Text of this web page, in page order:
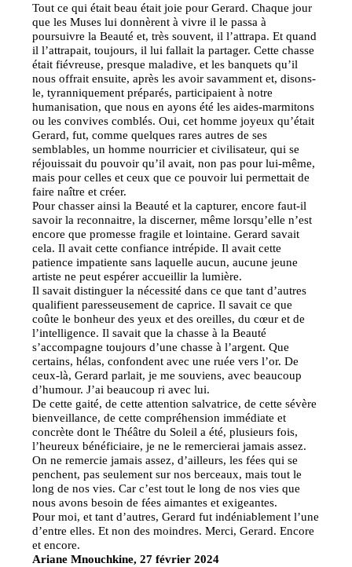
Tout ce qui était beau était joie pour Gerard. Chaque jour
que les Muses lui donnèrent à vivre il le passa à
poursuivre la Beauté et, très souvent, il l’attrapa. Et quand
il l’attrapait, toujours, il lui fallait la partager. Cette chasse
était fiévreuse, presque maladive, et les banquets qu’il
nous offrait ensuite, après les avoir savamment et, disons-
le, tyranniquement préparés, participaient à notre
humanisation, que nous en ayons été les aides-marmitons
ou les convives comblés. Oui, cet homme joyeux qu’était
Gerard, fut, comme quelques rares autres de ses
semblables, un homme nourricier et civilisateur, qui se
réjouissait du pouvoir qu’il avait, non pas pour lui-même,
mais pour celles et ceux que ce pouvoir lui permettait de
faire naître et créer.
Pour chasser ainsi la Beauté et la capturer, encore faut-il
savoir la reconnaitre, la discerner, même lorsqu’elle n’est
encore que promesse fragile et lointaine. Gerard savait
cela. Il avait cette confiance intrépide. Il avait cette
patience impatiente sans laquelle aucun, aucune jeune
artiste ne peut espérer accueillir la lumière.
Il savait distinguer la nécessité dans ce que tant d’autres
qualifient paresseusement de caprice. Il savait ce que
coûte le bonheur des yeux et des oreilles, du cœur et de
l’intelligence. Il savait que la chasse à la Beauté
s’accompagne toujours d’une chasse à l’argent. Que
certains, hélas, confondent avec une ruée vers l’or. De
ceux-là, Gerard parlait, je me souviens, avec beaucoup
d’humour. J’ai beaucoup ri avec lui.
De cette gaité, de cette attention salvatrice, de cette sévère
bienveillance, de cette compréhension immédiate et
concrète dont le Théâtre du Soleil a été, plusieurs fois,
l’heureux bénéficiaire, je ne le remercierai jamais assez.
On ne remercie jamais assez, d’ailleurs, les fées qui se
penchent, pas seulement sur nos berceaux, mais tout le
long de nos vies. Car c’est tout le long de nos vies que
nous avons besoin de fées aimantes et exigeantes.
Pour moi, et tant d’autres, Gerard fut indéniablement l’une
d’entre elles. Et non des moindres. Merci, Gerard. Encore
et encore.
Ariane Mnouchkine, 27 février 2024